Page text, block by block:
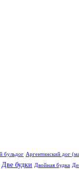
бульдог Аргентинский дог
Две будки Двойная будка